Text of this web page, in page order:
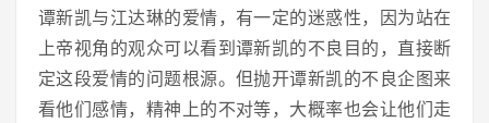
谭新凯与江达琳的爱情，有一定的迷惑性，因为站在
上帝视角的观众可以看到谭新凯的不良目的，直接断
定这段爱情的问题根源。但抛开谭新凯的不良企图来
看他们感情，精神上的不对等，大概率也会让他们走